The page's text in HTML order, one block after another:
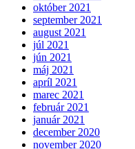
október 2021
september 2021
august 2021
júl 2021
jún 2021
máj 2021
apríl 2021
marec 2021
február 2021
január 2021
december 2020
november 2020